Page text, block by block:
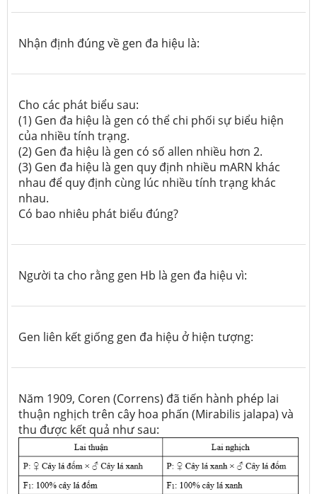
Nhận định đúng về gen đa hiệu là:
Cho các phát biểu sau:
(1) Gen đa hiệu là gen có thể chi phối sự biểu hiện
của nhiều tính trạng.
(2) Gen đa hiệu là gen có số allen nhiều hơn 2.
(3) Gen đa hiệu là gen quy định nhiều mARN khác
nhau để quy định cùng lúc nhiều tính trạng khác
nhau.
Có bao nhiêu phát biểu đúng?
Người ta cho rằng gen Hb là gen đa hiệu vì:
Gen liên kết giống gen đa hiệu ở hiện tượng:
Năm 1909, Coren (Correns) đã tiến hành phép lai
thuận nghịch trên cây hoa phấn (Mirabilis jalapa) và
thu được kết quả như sau: